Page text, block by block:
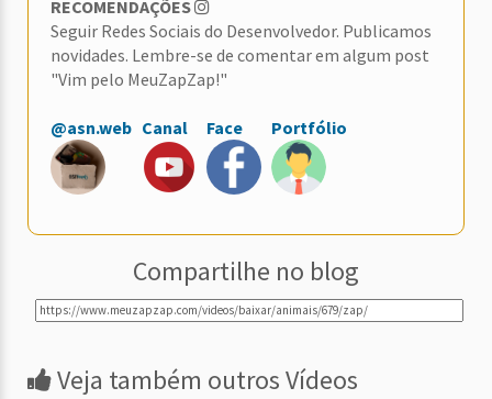
RECOMENDAÇÕES
Seguir Redes Sociais do Desenvolvedor. Publicamos
novidades. Lembre-se de comentar em algum post
"Vim pelo MeuZapZap!"
@asn.web Canal Face Portfólio
Compartilhe no blog
Veja também outros Vídeos